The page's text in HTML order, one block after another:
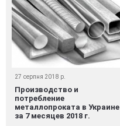
27 серпня 2018 р.
Производство и
потребление
металлопроката в Украине
за 7 месяцев 2018 г.